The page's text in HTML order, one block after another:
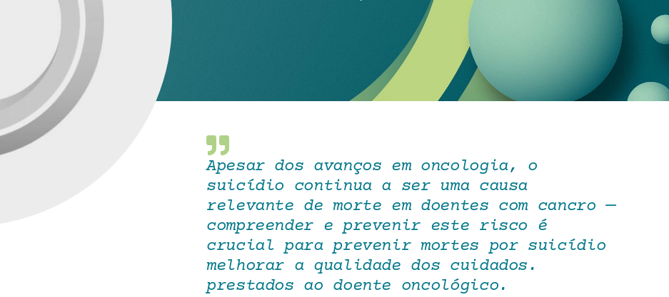
Apesar dos avanços em oncologia, o
suicídio continua a ser uma causa
relevante de morte em doentes com cancro —
compreender e prevenir este risco é
crucial para prevenir mortes por suicídio
melhorar a qualidade dos cuidados.
prestados ao doente oncológico.